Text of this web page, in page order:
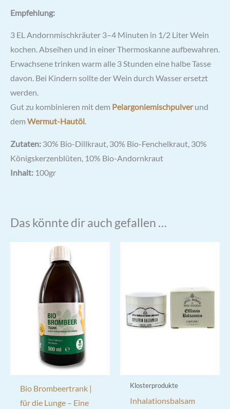
Empfehlung:
3 EL Andornmischkräuter 3–4 Minuten in 1/2 Liter Wein
kochen. Abseihen und in einer Thermoskanne aufbewahren.
Erwachsene trinken warm alle 3 Stunden eine halbe Tasse
davon. Bei Kindern sollte der Wein durch Wasser ersetzt
werden.
Gut zu kombinieren mit dem Pelargoniemischpulverund
dem Wermut-Hautöl.
Zutaten: 30% Bio-Dillkraut, 30% Bio-Fenchelkraut, 30%
Königskerzenblüten, 10% Bio-Andornkraut
Inhalt: 100gr
Das könnte dir auch gefallen …
Bio Brombeertrank |
für die Lunge – Eine
Klosterprodukte
Inhalationsbalsam